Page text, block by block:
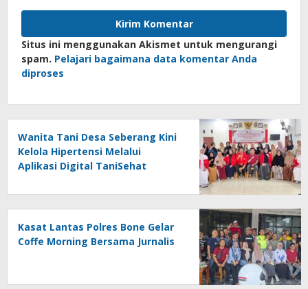
Situs ini menggunakan Akismet untuk mengurangi
spam. Pelajari bagaimana data komentar Anda
diproses
Wanita Tani Desa Seberang Kini
Kelola Hipertensi Melalui
Aplikasi Digital TaniSehat
Kasat Lantas Polres Bone Gelar
Coffe Morning Bersama Jurnalis